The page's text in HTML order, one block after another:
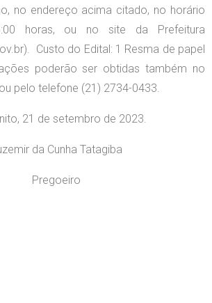
no endereço acima citado, no horário
horas, ou no site da Prefeitura
Custo do Edital: 1 Resma de papel
poderão ser obtidas também no
pelo telefone (21) 2734-0433.
21 de setembro de 2023.
da Cunha Tatagiba
Pregoeiro